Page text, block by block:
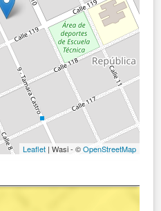
Leaflet | Wasi - ©OpenStreetMap